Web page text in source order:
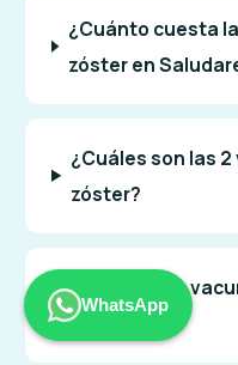
¿Cuánto cuesta
zóster en
¿Cuáles son las
zóster?
¿Quién debe
zóster?
WhatsApp